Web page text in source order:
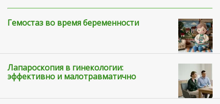
Гемостаз во время беременности
Лапароскопия в гинекологии:
эффективно и малотравматично